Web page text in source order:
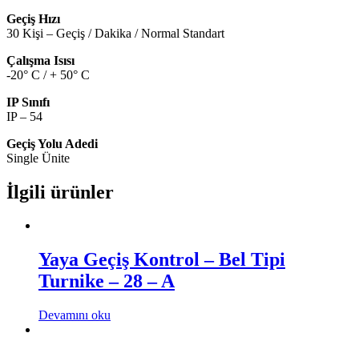
Geçiş Hızı
30 Kişi – Geçiş / Dakika / Normal Standart
Çalışma Isısı
-20° C / + 50° C
IP Sınıfı
IP – 54
Geçiş Yolu Adedi
Single Ünite
İlgili ürünler
Yaya Geçiş Kontrol – Bel Tipi
Turnike – 28 – A
Devamını oku